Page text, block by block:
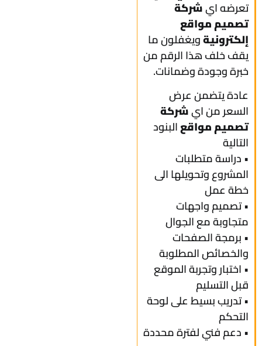
تعرضه ايشركة
تصميم مواقع
إلكترونيةويغفلون ما
يقف خلف هذا الرقم من
خبرة وجودة وضمانات.
عادة يتضمن عرض
السعر من ايشركة
تصميم مواقعالبنود
التالية
• دراسة متطلبات
المشروع وتحويلها الى
خطة عمل
• تصميم واجهات
متجاوبة مع الجوال
• برمجة الصفحات
والخصائص المطلوبة
• اختبار وتجربة الموقع
قبل التسليم
• تدريب بسيط على لوحة
التحكم
• دعم فني لفترة محددة